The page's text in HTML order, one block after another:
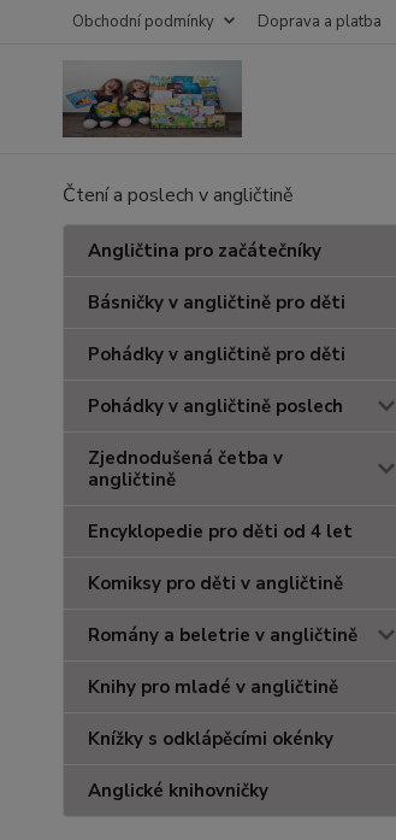
Obchodní podmínky Doprava a platba
Čtení a poslech v angličtině
Angličtina pro začátečníky
Básničky v angličtině pro děti
Pohádky v angličtině pro děti
Pohádky v angličtině poslech
Zjednodušená četba v
angličtině
Encyklopedie pro děti od 4 let
Komiksy pro děti v angličtině
Romány a beletrie v angličtině
Knihy pro mladé v angličtině
Knížky s odklápěcími okénky
Anglické knihovničky